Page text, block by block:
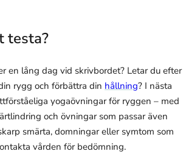
testa?
en lång dag vid skrivbordet? Letar du efter
rygg och förbättra din hållning? I nästa
yogaövningar för ryggen – med
och övningar som passar även
smärta, domningar eller symtom som
vården för bedömning.